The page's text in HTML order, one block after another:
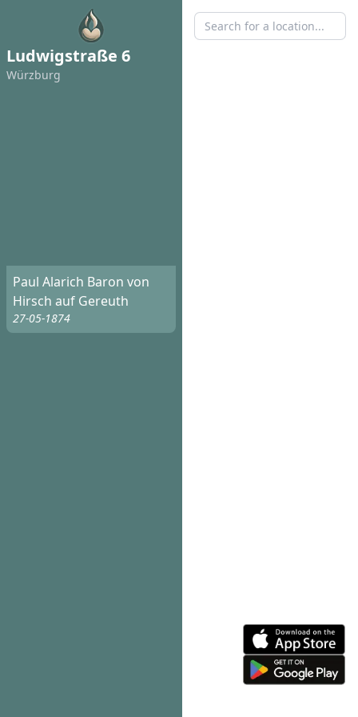
Ludwigstraße 6
Würzburg
Paul Alarich Baron von
Hirsch auf Gereuth
27-05-1874